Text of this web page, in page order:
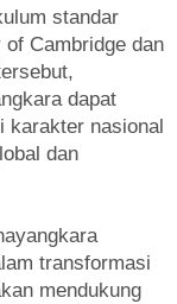
standar
Cambridge dan
dapat
karakter nasional
dan
transformasi
mendukung